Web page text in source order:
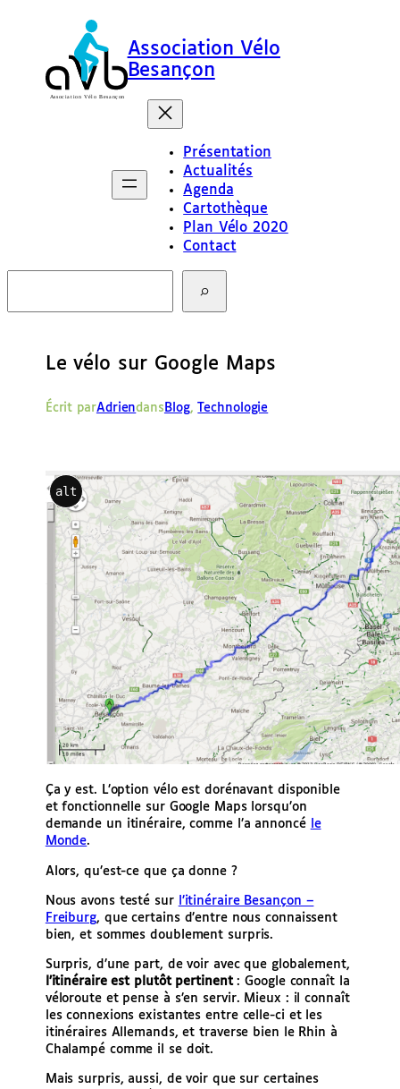
Association Vélo
Besançon
Présentation
Actualités
Agenda
Cartothèque
Plan Vélo 2020
Contact
c
Le vélo sur Google Maps
Écrit parAdriendans Blog, Technologie
alt
Ça y est. L’option vélo est dorénavant disponible
et fonctionnelle sur Google Maps lorsqu’on
demande un itinéraire, comme l’a annoncé
le
Monde.
Alors, qu’est-ce que ça donne ?
Nous avons testé sur
l’itinéraire Besançon –
Freiburg, que certains d’entre nous connaissent
bien, et sommes doublement surpris.
Surpris, d’une part, de voir avec que globalement,
l’itinéraire est plutôt pertinent: Google connaît la
véloroute et pense à s’en servir. Mieux : il connaît
les connexions existantes entre celle-ci et les
itinéraires Allemands, et traverse bien le Rhin à
Chalampé comme il se doit.
Mais surpris, aussi, de voir que sur certaines